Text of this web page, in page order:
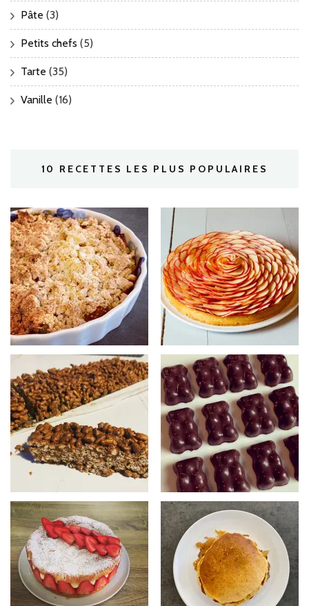
Pâte (3)
Petits chefs (5)
Tarte (35)
Vanille (16)
10 RECETTES LES PLUS POPULAIRES